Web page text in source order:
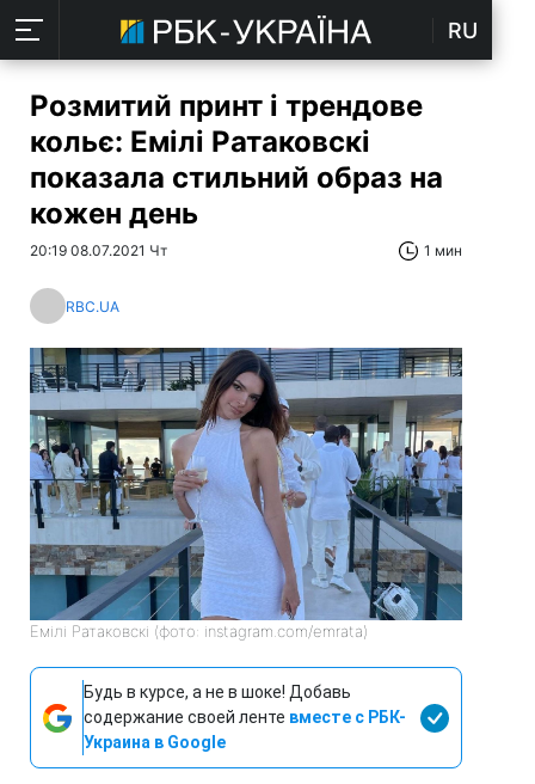
RU
Розмитий принт і трендове
кольє: Емілі Ратаковскі
показала стильний образ на
кожен день
20:19 08.07.2021 Чт 1 мин
RBC.UA
Емілі Ратаковскі (фото: instagram.com/emrata)
Будь в курсе, а не в шоке! Добавь
содержание своей ленте вместе с РБК-
Украина в Google